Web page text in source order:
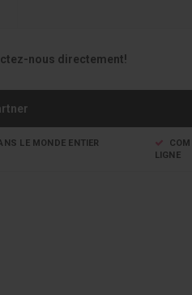
nous directement!
LE MONDE ENTIER
LIGNE